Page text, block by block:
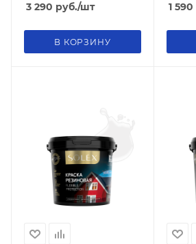
3 290 руб./шт
В КОРЗИНУ
1 590